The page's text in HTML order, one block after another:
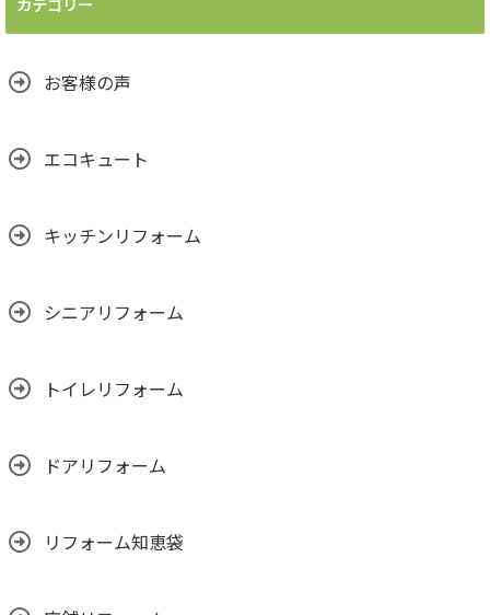
カテゴリー
お客様の声
エコキュート
キッチンリフォーム
シニアリフォーム
トイレリフォーム
ドアリフォーム
リフォーム知恵袋